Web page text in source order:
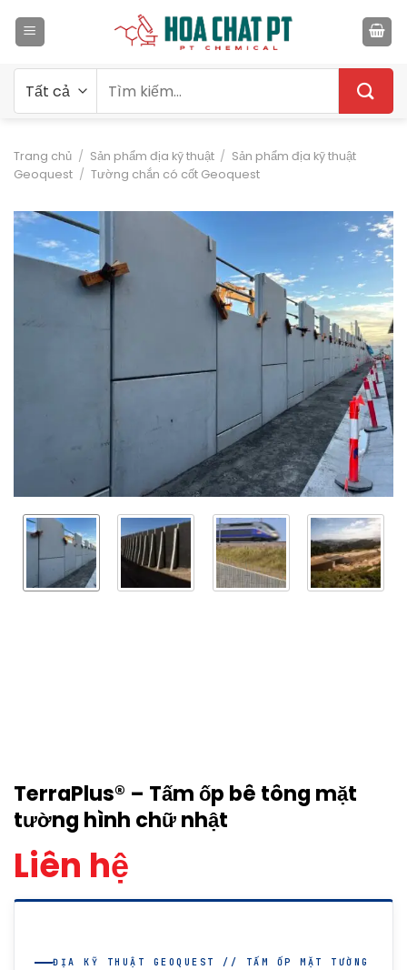
qua
kiếm:
Trang chủ / Sản phẩm địa kỹ thuật / Sản phẩm địa kỹ thuật
Geoquest / Tường chắn có cốt Geoquest
TerraPlus® – Tấm ốp bê tông mặt
tường hình chữ nhật
Liên hệ
ĐỊA KỸ THUẬT GEOQUEST // TẤM ỐP MẶT TƯỜNG